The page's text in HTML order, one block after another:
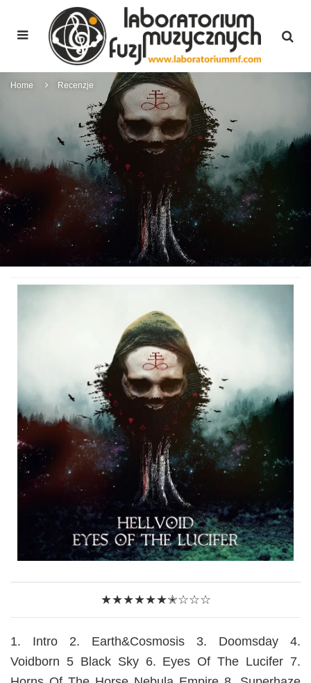
Home Recenzje
★★★★★★✭☆☆☆
1. Intro 2. Earth&Cosmosis 3. Doomsday 4.
Voidborn 5 Black Sky 6. Eyes Of The Lucifer 7.